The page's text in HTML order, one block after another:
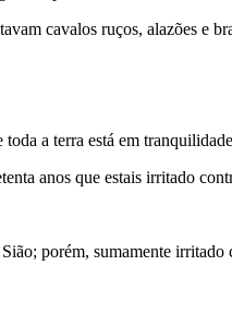
cavalos ruços, alazões e
a terra está em
anos que estais irritado
porém, sumamente irritado